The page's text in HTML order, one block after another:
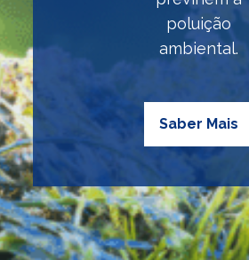
poluição
ambiental.
Saber Mais